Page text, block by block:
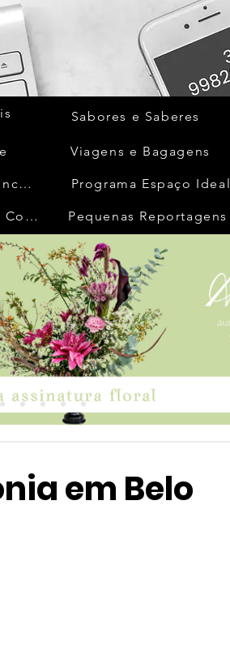
Horizonte dos Inconfidentes
Minhas Dicas na Cozinha
Sabores e Saberes
Viagens e Bagagens
Programa Espaço Ideal
Pequenas Reportagens
em Belo